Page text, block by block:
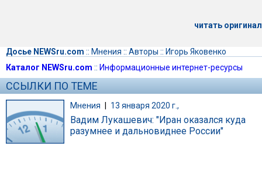
читать оригинал
Досье NEWSru.com :: Мнения :: Авторы :: Игорь Яковенко
Каталог NEWSru.com :: Информационные интернет-ресурсы
ССЫЛКИ ПО ТЕМЕ
Мнения | 13 января 2020 г.,
Вадим Лукашевич: "Иран оказался куда
разумнее и дальновиднее России"